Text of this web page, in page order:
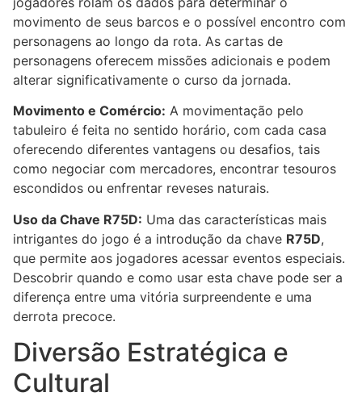
movimento de seus barcos e o possível encontro com
personagens ao longo da rota. As cartas de
personagens oferecem missões adicionais e podem
alterar significativamente o curso da jornada.
Movimento e Comércio: A movimentação pelo
tabuleiro é feita no sentido horário, com cada casa
oferecendo diferentes vantagens ou desafios, tais
como negociar com mercadores, encontrar tesouros
escondidos ou enfrentar reveses naturais.
Uso da Chave R75D: Uma das características mais
intrigantes do jogo é a introdução da chave R75D,
que permite aos jogadores acessar eventos especiais.
Descobrir quando e como usar esta chave pode ser a
diferença entre uma vitória surpreendente e uma
derrota precoce.
Diversão Estratégica e
Cultural